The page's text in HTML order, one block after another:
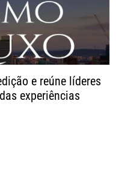
e reúne líderes
experiências